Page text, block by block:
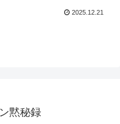
2025.12.21
黙秘録